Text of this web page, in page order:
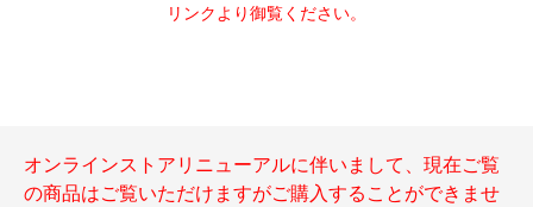
リンクより御覧ください。
オンラインストアリニューアルに伴いまして、現在ご覧
の商品はご覧いただけますがご購入することができませ